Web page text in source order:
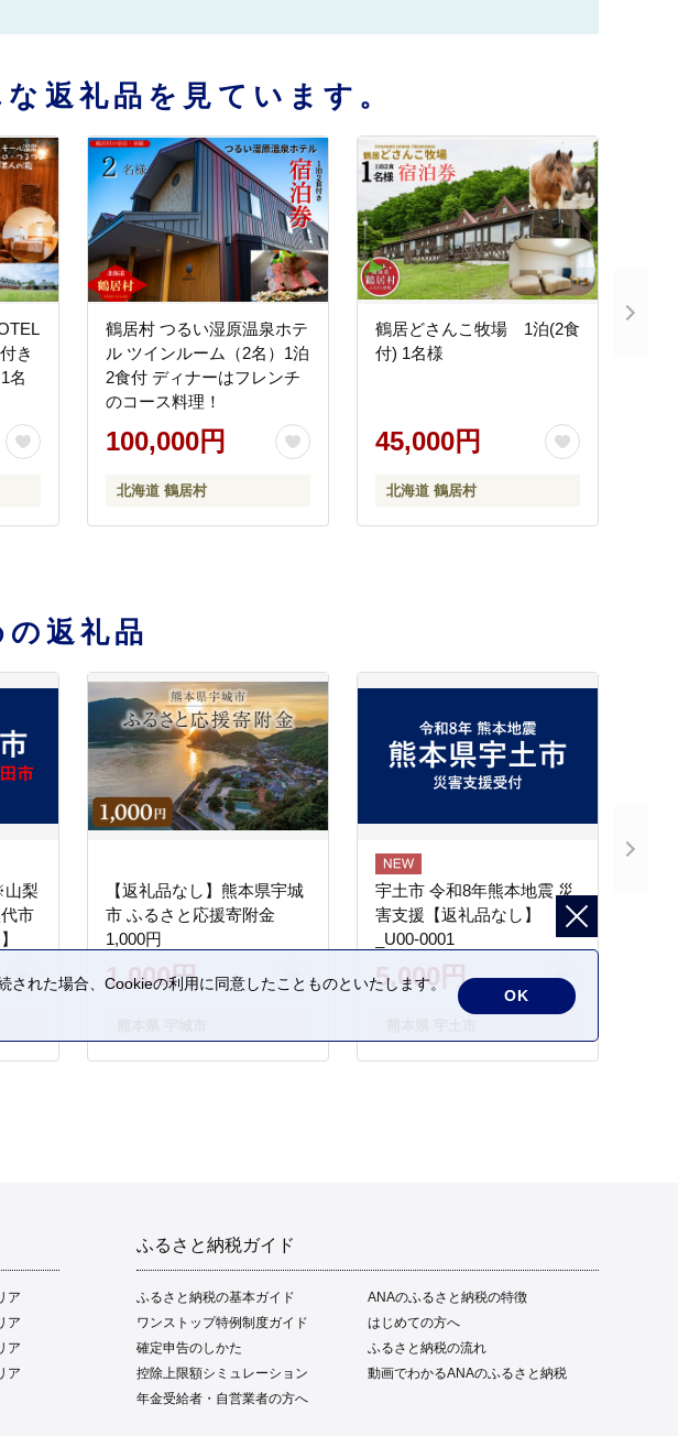
返礼品を見ています。
き
名
鶴居村 つるい湿原温泉ホテ
ル ツインルーム（2名）1泊
2食付 ディナーはフレンチ
のコース料理！
100,000円
北海道 鶴居村
鶴居どさんこ牧場 1泊(2食
付) 1名様
45,000円
北海道 鶴居村
返礼品
山梨
市
【返礼品なし】熊本県宇城
市 ふるさと応援寄附金
1,000円
1,000円
宇土市 令和8年熊本地震 災
害支援【返礼品なし】
_U00-0001
5,000円
ア
ア
ア
ア
ふるさと納税ガイド
ふるさと納税の基本ガイド
ANAのふるさと納税の特徴
ワンストップ特例制度ガイド
はじめての方へ
確定申告のしかた
ふるさと納税の流れ
控除上限額シミュレーション
動画でわかるANAのふるさと納税
年金受給者・自営業者の方へ
れた場合、Cookieの利用に同意したことものといたします。
OK